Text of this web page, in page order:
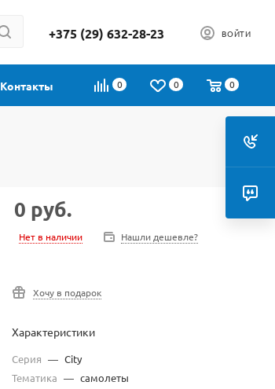
+375 (29) 632-28-23 ВОЙТИ
0 0 0
Контакты
0 руб.
Нет в наличии Нашли дешевле?
Хочу в подарок
Характеристики
Серия — City
Тематика — самолеты